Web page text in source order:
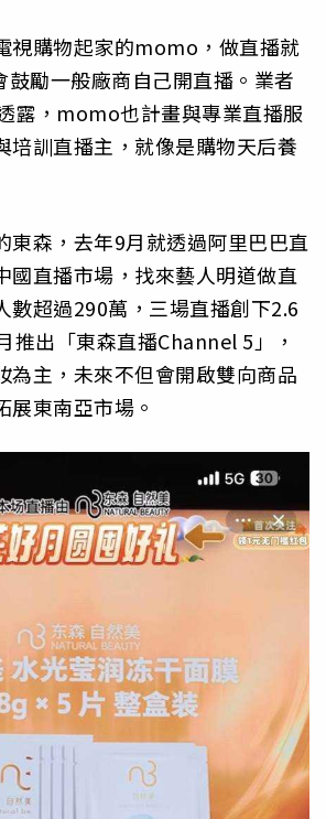
視購物起家的momo，做直播就
鼓勵一般廠商自己開直播。業者
露，momo也計畫與專業直播服
培訓直播主，就像是購物天后養
東森，去年9月就透過阿里巴巴直
國直播市場，找來藝人明道做直
數超過290萬，三場直播創下2.6
推出「東森直播Channel 5」，
為主，未來不但會開啟雙向商品
展東南亞市場。